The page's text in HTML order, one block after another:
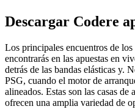
Descargar Codere
Los principales encuentros de
encontrarás en las apuestas en
detrás de las bandas elásticas y.
PSG, cuando el motor de
alineados. Estas son las casas
ofrecen una amplia variedad de